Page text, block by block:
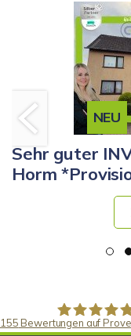
NEU
Sehr guter
Horm
155 Bewertungen auf